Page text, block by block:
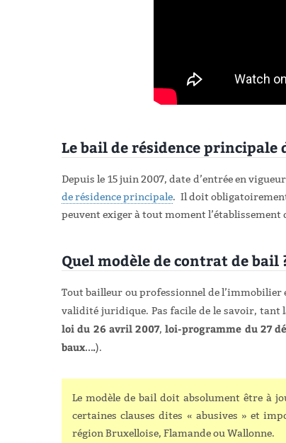
Le bail de résidence
Depuis le 15 juin 2007, date d’entrée en
de résidence principale. Il doit
peuvent exiger à tout moment l’établissement
Quel modèle de contrat de bail
Tout bailleur ou professionnel de l’immobilier
validité juridique. Pas facile de le savoir,
loi du 26 avril 2007,loi-programme du 27
baux….).
Le modèle de bail doit absolument être à
certaines clauses dites « abusives » et
région Bruxelloise, Flamande ou Wallonne.